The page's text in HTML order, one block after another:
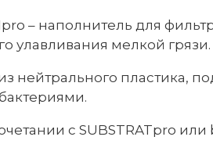
– наполнитель для
улавливания мелкой грязи.
нейтрального пластика,
с SUBSTRATpro или